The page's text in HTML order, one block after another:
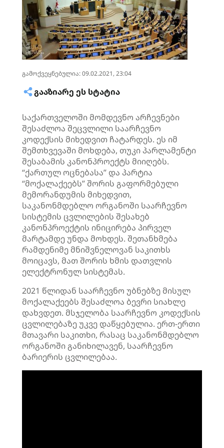
გამოქვეყნებულია: 09.02.2021, 23:04
ᲒᲐᲐᲖᲘᲐᲠᲔ ᲔᲡ ᲡᲢᲐᲢᲘᲐ
საქართველოში მომდევნო არჩევნები
შესაძლოა შეცვლილი საარჩევნო
კოდექსის მიხედვით ჩატარდეს. ეს იმ
შემთხვევაში მოხდება, თუკი პარლამენტი
შესაბამის კანონპროექტს მიიღებს.
“ქართულ ოცნებასა” და პარტია
“მოქალაქეებს” შორის გაფორმებული
მემორანდუმის მიხედვით,
საკანონმდებლო ორგანოში საარჩევნო
სისტემის ცვლილების შესახებ
კანონპროექტის ინიცირება პირველ
მარტამდე უნდა მოხდეს. შეთანხმება
რამდენიმე მნიშვნელოვან საკითხს
მოიცავს, მათ შორის ხმის დათვლის
ელექტრონულ სისტემას.
2021 წლიდან საარჩევნო უბნებზე მისულ
მოქალაქეებს შესაძლოა ბევრი სიახლე
დახვდეთ. მსჯელობა საარჩევნო კოდექსის
ცვლილებაზე უკვე დაწყებულია. ერთ-ერთი
მთავარი საკითხი, რასაც საკანონმდებლო
ორგანოში განიხილავენ, საარჩევნო
ბარიერის ცვლილებაა.